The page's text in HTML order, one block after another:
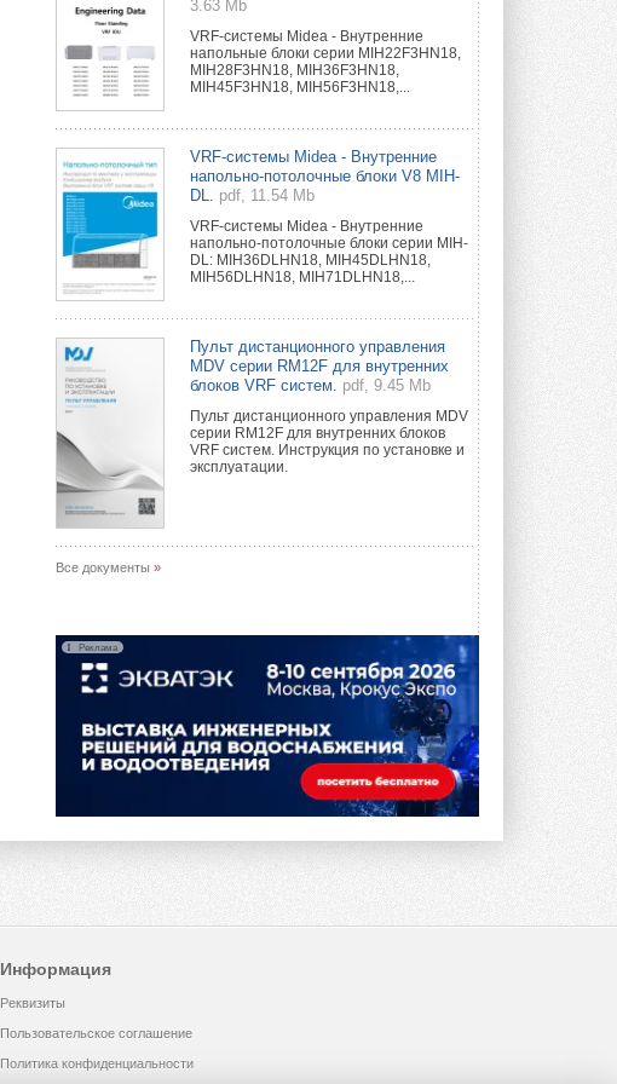
3.63 Mb
VRF-системы Midea - Внутренние
напольные блоки серии MIH22F3HN18,
MIH28F3HN18, MIH36F3HN18,
MIH45F3HN18, MIH56F3HN18,...
VRF-системы Midea - Внутренние
напольно-потолочные блоки V8 MIH-
DL.
pdf, 11.54 Mb
VRF-системы Midea - Внутренние
напольно-потолочные блоки серии MIH-
DL: MIH36DLHN18, MIH45DLHN18,
MIH56DLHN18, MIH71DLHN18,...
Пульт дистанционного управления
MDV серии RM12F для внутренних
блоков VRF систем.
pdf, 9.45 Mb
Пульт дистанционного управления MDV
серии RM12F для внутренних блоков
VRF систем. Инструкция по установке и
эксплуатации.
Все документы »
Реклама
Информация
Реквизиты
Пользовательское соглашение
Политика конфиденциальности